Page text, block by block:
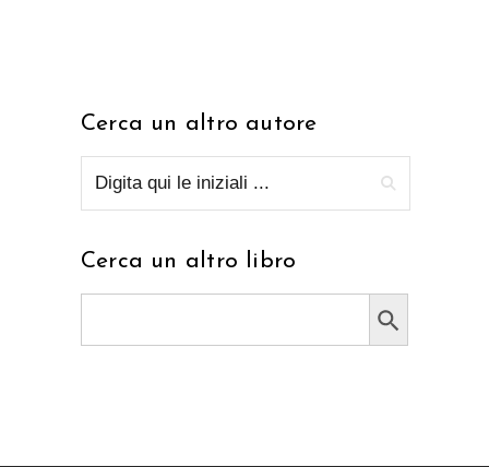
Cerca un altro autore
Cerca un altro libro
Search Button